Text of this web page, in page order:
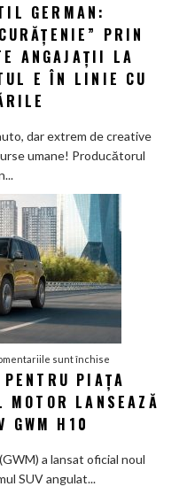
în
stil
Schaeffler
trimite
pensie,
deși
profitul
în
cu
așteptările
GERMAN:
PRIN
ANGAJAȚII LA
E ÎN LINIE CU
dar extrem de creative
umane! Producătorul
sunt închise
Miza
de
piața
PIAȚA
MOTOR LANSEAZĂ
GWM H10
a lansat oficial noul
SUV angulat...